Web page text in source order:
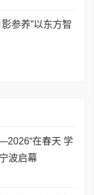
参养”以东方智
在春天 学
波启幕